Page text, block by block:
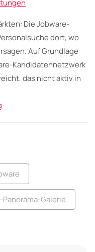
Die Jobware-
dort, wo
Auf Grundlage
Kandidatennetzwerk
das nicht aktiv in
Galerie